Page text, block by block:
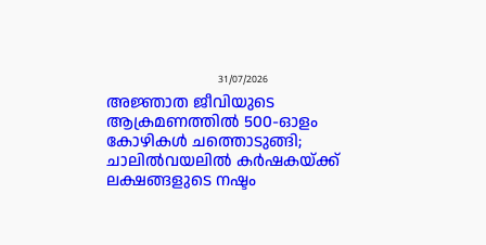
31/07/2026
അജ്ഞാത ജീവിയുടെ
ആക്രമണത്തിൽ 500-ഓളം
കോഴികൾ ചത്തൊടുങ്ങി;
ചാലിൽവയലിൽ കർഷകയ്ക്ക്
ലക്ഷങ്ങളുടെ നഷ്ടം